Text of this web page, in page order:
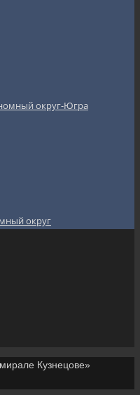
округ-Югра
округ
Кузнецове»